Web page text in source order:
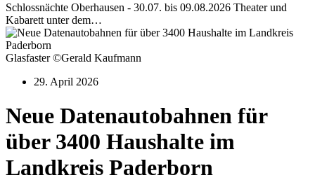
Schlossnächte Oberhausen - 30.07. bis 09.08.2026 Theater und
Kabarett unter dem…
Glasfaster ©Gerald Kaufmann
29. April 2026
Neue Datenautobahnen für
über 3400 Haushalte im
Landkreis Paderborn